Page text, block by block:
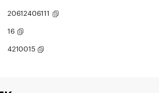
20612406111
16
4210015